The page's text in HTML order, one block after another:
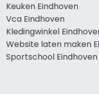
Keuken Eindhoven
Vca Eindhoven
Kledingwinkel
Website laten maken
Sportschool Eindhoven